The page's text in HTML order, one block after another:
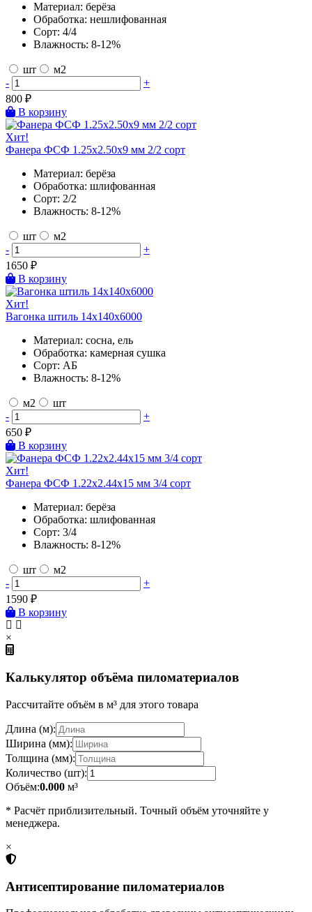
Материал: берёза
Обработка: нешлифованная
Сорт: 4/4
Влажность: 8-12%
шт
м2
-
+
800 ₽
В корзину
Хит!
Фанера ФСФ 1.25х2.50х9 мм 2/2 сорт
Материал: берёза
Обработка: шлифованная
Сорт: 2/2
Влажность: 8-12%
шт
м2
-
+
1650 ₽
В корзину
Хит!
Вагонка штиль 14х140х6000
Материал: сосна, ель
Обработка: камерная сушка
Сорт: АБ
Влажность: 8-12%
м2
шт
-
+
650 ₽
В корзину
Хит!
Фанера ФСФ 1.22х2.44х15 мм 3/4 сорт
Материал: берёза
Обработка: шлифованная
Сорт: 3/4
Влажность: 8-12%
шт
м2
-
+
1590 ₽
В корзину
×
Калькулятор объёма пиломатериалов
Рассчитайте объём в м³ для этого товара
Длина (м):
Ширина (мм):
Толщина (мм):
Количество (шт):
Объём:0.000 м³
* Расчёт приблизительный. Точный объём уточняйте у
менеджера.
×
Антисептирование пиломатериалов